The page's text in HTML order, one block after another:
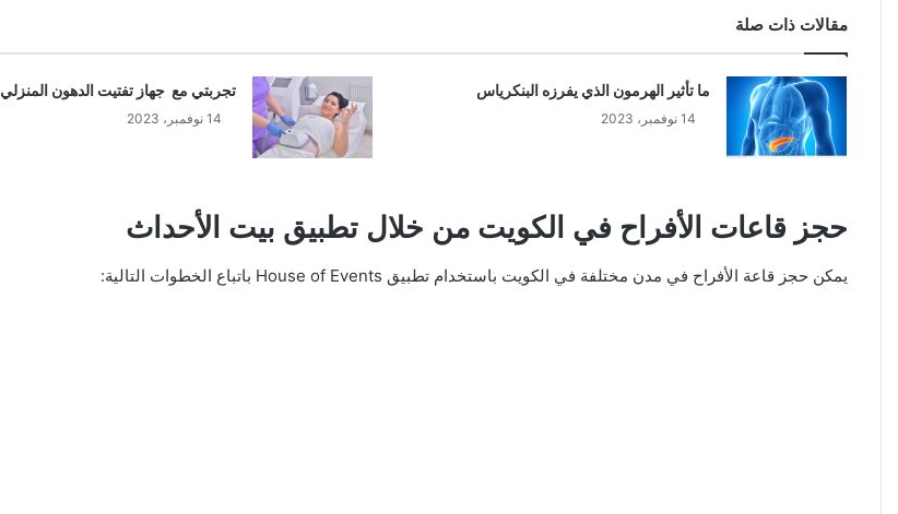
مقالات ذات صلة
ما تأثير الهرمون الذي يفرزه البنكرياس
14 نوفمبر، 2023
تجربتي مع جهاز تفتيت الدهون المنزلي
14 نوفمبر، 2023
حجز قاعات الأفراح في الكويت من خلال تطبيق بيت الأحداث
يمكن حجز قاعة الأفراح في مدن مختلفة في الكويت باستخدام تطبيق House of Events باتباع الخطوات التالية: